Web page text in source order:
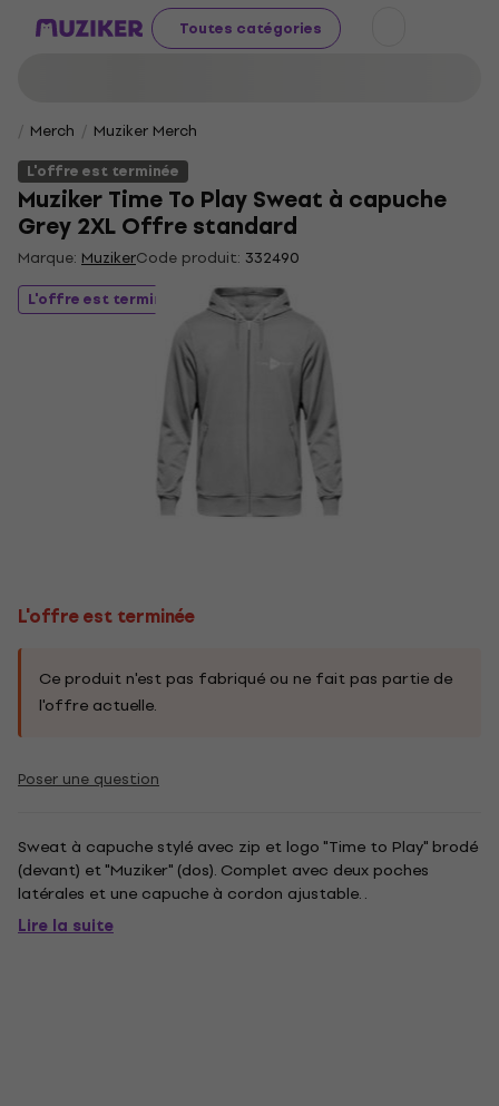
Toutes catégories
Merch
Muziker Merch
L'offre est terminée
Muziker Time To Play Sweat à capuche
Grey 2XL Offre standard
Marque: MuzikerCode produit: 332490
L'offre est terminée
L'offre est terminée
Ce produit n'est pas fabriqué ou ne fait pas partie de
l'offre actuelle.
Poser une question
Sweat à capuche stylé avec zip et logo "Time to Play" brodé
(devant) et "Muziker" (dos). Complet avec deux poches
latérales et une capuche à cordon ajustable. .
Lire la suite